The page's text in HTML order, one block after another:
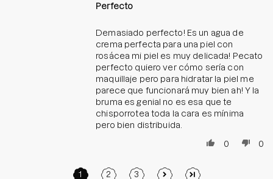
Perfecto
Demasiado perfecto! Es un agua de
crema perfecta para una piel con
rosácea mi piel es muy delicada! Pecato
perfecto quiero ver cómo sería con
maquillaje pero para hidratar la piel me
parece que funcionará muy bien ah! Y la
bruma es genial no es esa que te
chisporrotea toda la cara es mínima
pero bien distribuida.
0
0
1 2 3